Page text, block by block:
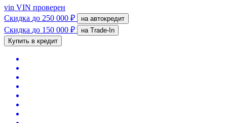
vin VIN проверен
Скидка до 250 000 ₽ на автокредит
Скидка до 150 000 ₽
на Trade-In
Купить в кредит